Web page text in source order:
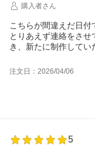
購入者さん
こちらが間違えだ日
とりあえず連絡をさ
き、新たに制作してい
節句前の繁忙期だっ
かりました。
注文日：2026/04/06
5